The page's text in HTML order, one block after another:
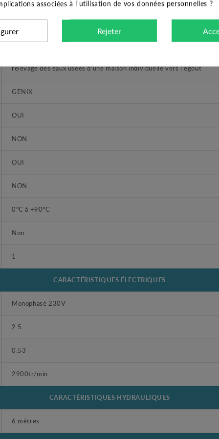
GENIX 030 VT
Eaux usées domestiques
relevage des eaux usées d'une maison individuelle vers l'égout
GENIX
OUI
NON
OUI
NON
0°C à +90°C
Non
1
CARACTÉRISTIQUES ÉLECTRIQUES
Monophasé 230V
2.5
0.53
2900tr/min
CARACTÉRISTIQUES HYDRAULIQUES
6 mètres
associées à l'utilisation de vos données personnelles ?
Rejeter